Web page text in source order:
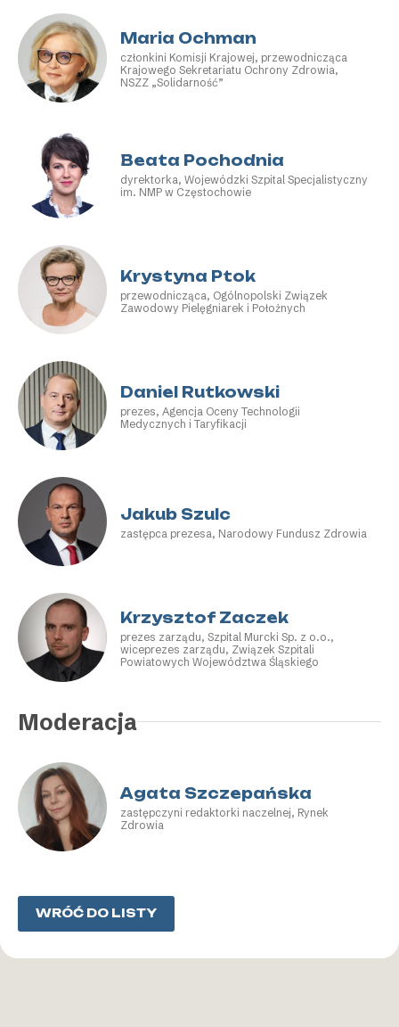
Maria Ochman
członkini Komisji Krajowej, przewodnicząca
Krajowego Sekretariatu Ochrony Zdrowia,
NSZZ „Solidarność”
Beata Pochodnia
dyrektorka, Wojewódzki Szpital Specjalistyczny
im. NMP w Częstochowie
Krystyna Ptok
przewodnicząca, Ogólnopolski Związek
Zawodowy Pielęgniarek i Położnych
Daniel Rutkowski
prezes, Agencja Oceny Technologii
Medycznych i Taryfikacji
Jakub Szulc
zastępca prezesa, Narodowy Fundusz Zdrowia
Krzysztof Zaczek
prezes zarządu, Szpital Murcki Sp. z o.o.,
wiceprezes zarządu, Związek Szpitali
Powiatowych Województwa Śląskiego
Moderacja
Agata Szczepańska
zastępczyni redaktorki naczelnej, Rynek
Zdrowia
WRÓĆ DO LISTY